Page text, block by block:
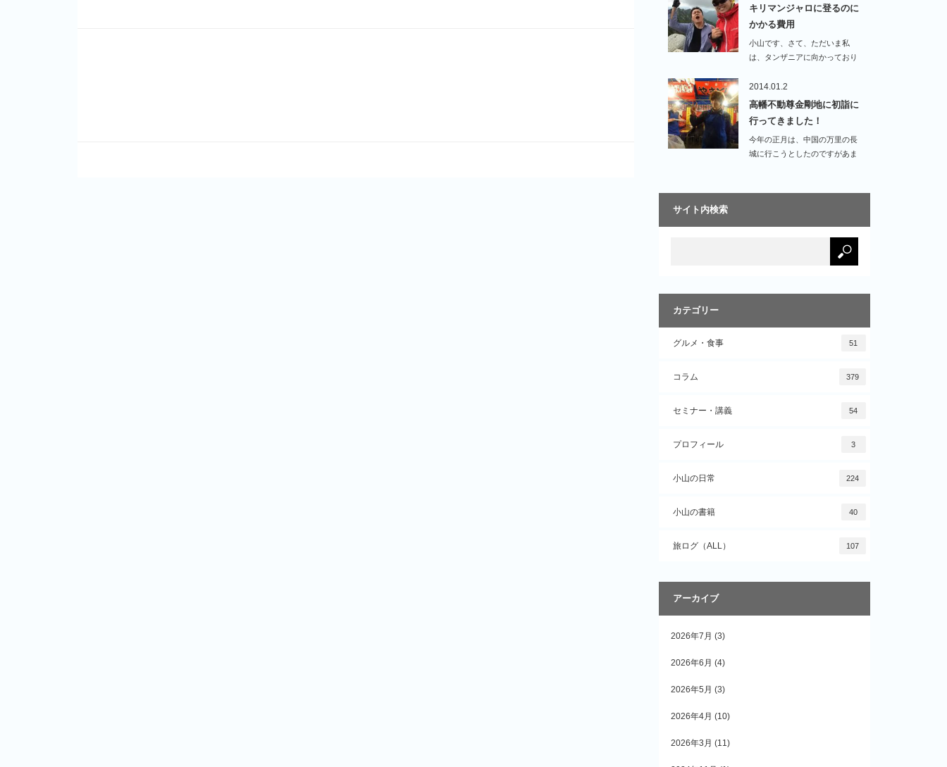
キリマンジャロに登るのに
かかる費用
小山です、さて、ただいま私
は、タンザニアに向かっており
2014.01.2
高幡不動尊金剛地に初詣に
行ってきました！
今年の正月は、中国の万里の長
城に行こうとしたのですがあま
サイト内検索
カテゴリー
グルメ・食事 51
コラム 379
セミナー・講義 54
プロフィール 3
小山の日常 224
小山の書籍 40
旅ログ（ALL） 107
アーカイブ
2026年7月 (3)
2026年6月 (4)
2026年5月 (3)
2026年4月 (10)
2026年3月 (11)